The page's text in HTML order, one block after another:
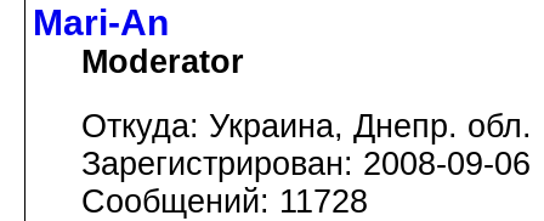
Mari-An
Moderator
Откуда: Украина, Днепр. обл.
Зарегистрирован: 2008-09-06
Сообщений: 11728